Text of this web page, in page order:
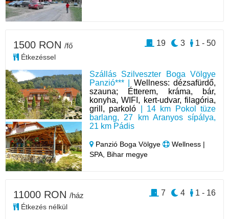
Szállás Szilveszter Boga Völgye
Panzió*** | Wellness: dézsafürdő,
szauna; Étterem, kráma, bár,
konyha, WIFI, kert-udvar, filagória,
grill, parkoló | 14 km Pokol tüze
barlang, 27 km Aranyos sípálya,
21 km Pádis
Panzió Boga Völgye
Wellness |
SPA, Bihar megye
1500 RON /fő
Étkezéssel
1 - 50
3
19
11000 RON /ház
Étkezés nélkül
1 - 16
4
7